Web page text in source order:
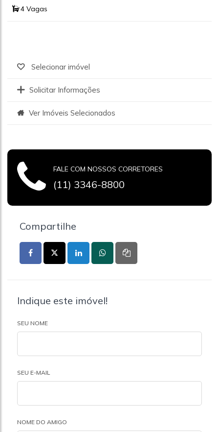
4 Vagas
Selecionar imóvel
Solicitar Informações
Ver Imóveis Selecionados
FALE COM NOSSOS CORRETORES
(11) 3346-8800
Compartilhe
Indique este imóvel!
SEU NOME
SEU E-MAIL
NOME DO AMIGO